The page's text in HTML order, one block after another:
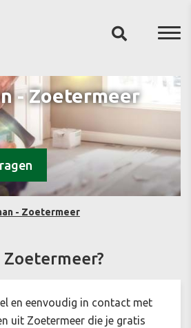
- Zoetermeer
- Zoetermeer
en eenvoudig in contact met
uit Zoetermeer die je gratis